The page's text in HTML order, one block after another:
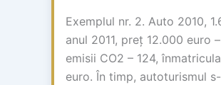
Exemplul nr. 2. Auto 2010,
anul 2011, preț 12.000 euro
emisii CO2 – 124,
euro. În timp, autoturismul